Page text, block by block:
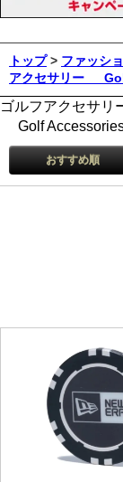
トップ > ファッシ
アクセサリー
ゴルフアクセサリ
Golf
おすすめ順